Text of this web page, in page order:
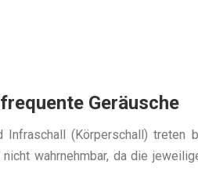
Geräusche
Infraschall (Körperschall)
wahrnehmbar, da die